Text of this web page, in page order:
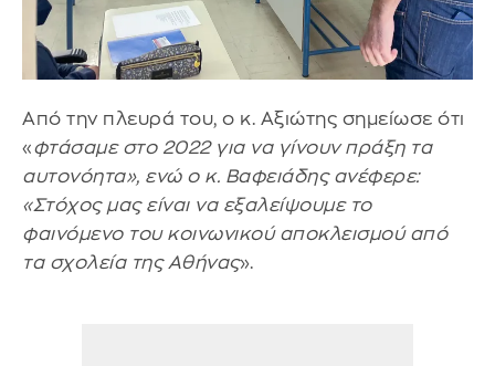
Από την πλευρά του, ο κ. Αξιώτης σημείωσε ότι
«φτάσαμε στο 2022 για να γίνουν πράξη τα
αυτονόητα», ενώ ο κ. Βαφειάδης ανέφερε:
«Στόχος μας είναι να εξαλείψουμε το
φαινόμενο του κοινωνικού αποκλεισμού από
τα σχολεία της Αθήνας».